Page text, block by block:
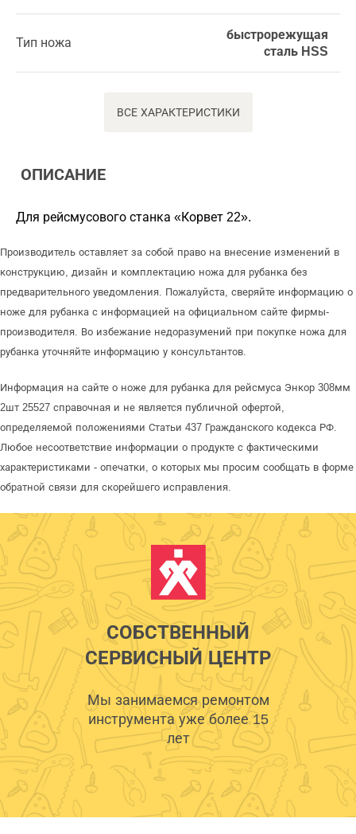
Тип ножа
быстрорежущая
сталь HSS
ВСЕ ХАРАКТЕРИСТИКИ
ОПИСАНИЕ
Для рейсмусового станка «Корвет 22».
Производитель оставляет за собой право на внесение изменений в
конструкцию, дизайн и комплектацию ножа для рубанка без
предварительного уведомления. Пожалуйста, сверяйте информацию о
ноже для рубанка с информацией на официальном сайте фирмы-
производителя. Во избежание недоразумений при покупке ножа для
рубанка уточняйте информацию у консультантов.
Информация на сайте о ноже для рубанка для рейсмуса Энкор 308мм
2шт 25527 справочная и не является публичной офертой,
определяемой положениями Статьи 437 Гражданского кодекса РФ.
Любое несоответствие информации о продукте с фактическими
характеристиками - опечатки, о которых мы просим сообщать в форме
обратной связи для скорейшего исправления.
СОБСТВЕННЫЙ
СЕРВИСНЫЙ ЦЕНТР
Мы занимаемся ремонтом
инструмента уже более 15
лет